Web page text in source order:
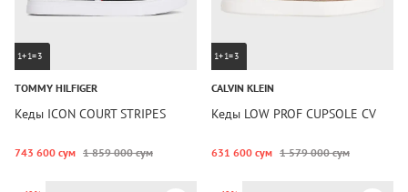
1+1=3
TOMMY HILFIGER
Кеды ICON COURT STRIPES
743 600 сум 1 859 000 сум
1+1=3
CALVIN KLEIN
Кеды LOW PROF CUPSOLE CV
631 600 сум 1 579 000 сум